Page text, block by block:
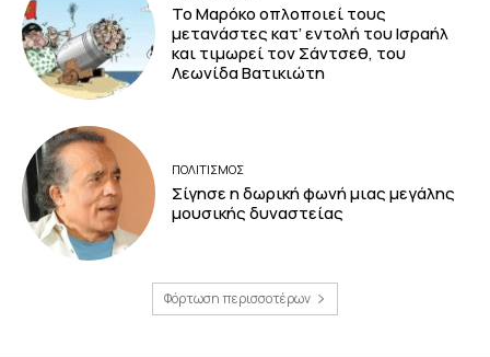
Το Μαρόκο οπλοποιεί τους
μετανάστες κατ’ εντολή του Ισραήλ
και τιμωρεί τον Σάντσεθ, του
Λεωνίδα Βατικιώτη
ΠΟΛΙΤΙΣΜΟΣ
Σίγησε η δωρική φωνή μιας μεγάλης
μουσικής δυναστείας
Φόρτωση περισσοτέρων